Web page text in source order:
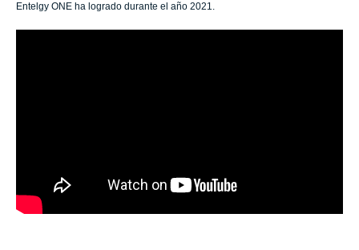
Entelgy ONE ha logrado durante el año 2021.